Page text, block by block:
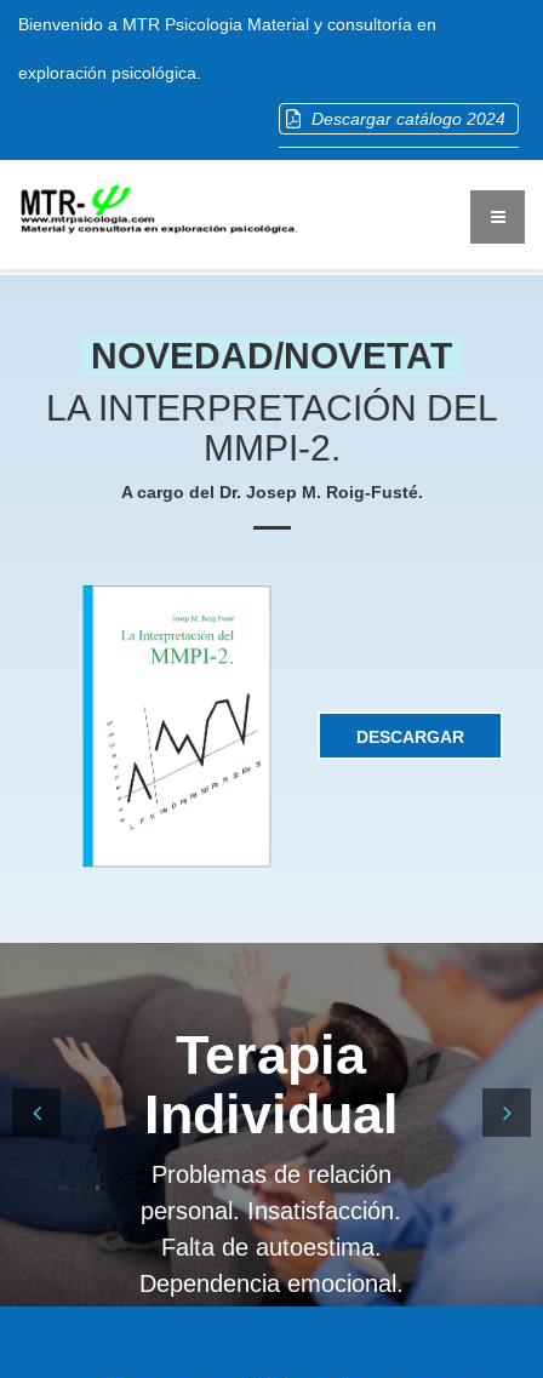
Bienvenido a MTR Psicologia Material y consultoría en
exploración psicológica.
Descargar catálogo 2024
NOVEDAD/NOVETAT
LA INTERPRETACIÓN DEL
MMPI-2.
A cargo del Dr. Josep M. Roig-Fusté.
DESCARGAR
Terapia
Individual
Problemas de relación
personal. Insatisfacción.
Falta de autoestima.
Dependencia emocional.
Metodos de
Exploración
Servicios para
profesionales de la
psicología, psiquiatría y
pedagogía.